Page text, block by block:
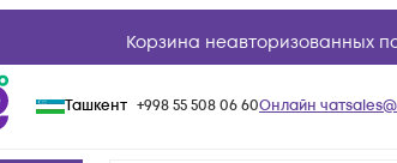
Корзина неавторизованных
Ташкент +998 55 508 06 60Онлайн чат